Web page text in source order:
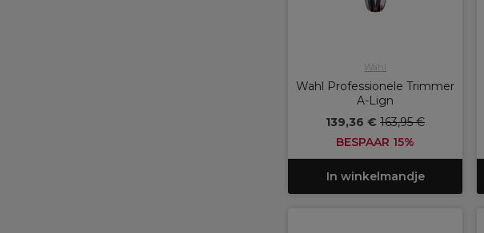
Wahl
Wahl Professionele Trimmer
A-Lign
139,36 € 163,95 €
BESPAAR 15%
In winkelmandje